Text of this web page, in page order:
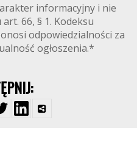
informacyjny i nie
66, § 1. Kodeksu
odpowiedzialności za
ogłoszenia.*